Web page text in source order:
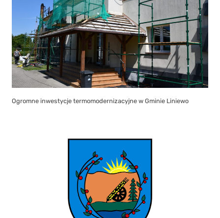
Ogromne inwestycje termomodernizacyjne w Gminie Liniewo